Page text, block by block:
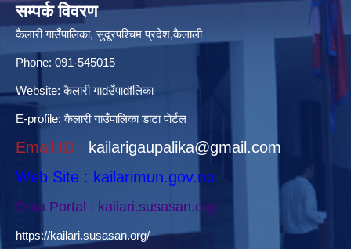
सम्पर्क विवरण
कैलारी गाउँपालिका, सुदूरपश्चिम प्रदेश,कैलाली
Phone: 091-545015
Website:कैलारी गाdउँपाdfलिका
E-profile:कैलारी गाउँपालिका डाटा पाेर्टल
Email ID : kailarigaupalika@gmail.com
Web Site : kailarimun.gov.np
Data Portal : kailari.susasan.org
https://kailari.susasan.org/